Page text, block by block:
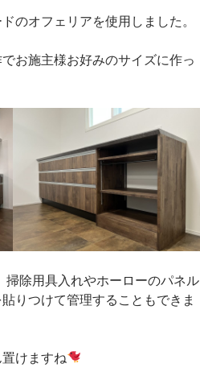
のオフェリアを使用しました。
お施主様お好みのサイズに作っ
掃除用具入れやホーローのパネル
りつけて管理することもできま
けますね